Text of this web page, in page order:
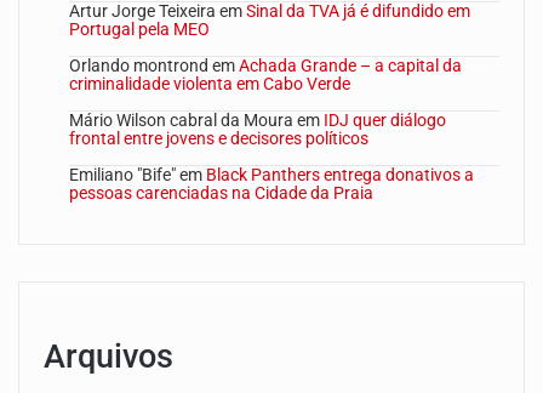
Artur Jorge Teixeira emSinal da TVA já é difundido em
Portugal pela MEO
Orlando montrond emAchada Grande – a capital da
criminalidade violenta em Cabo Verde
Mário Wilson cabral da Moura em IDJ quer diálogo
frontal entre jovens e decisores políticos
Emiliano "Bife"em Black Panthers entrega donativos a
pessoas carenciadas na Cidade da Praia
Arquivos